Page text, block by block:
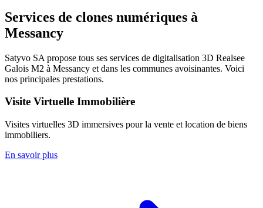
Services de clones numériques à
Messancy
Satyvo SA propose tous ses services de digitalisation 3D Realsee
Galois M2 à Messancy et dans les communes avoisinantes. Voici
nos principales prestations.
Visite Virtuelle Immobilière
Visites virtuelles 3D immersives pour la vente et location de biens
immobiliers.
En savoir plus